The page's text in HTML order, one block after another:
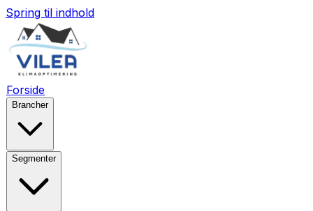
Spring til indhold
Forside
Brancher
Segmenter